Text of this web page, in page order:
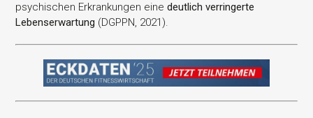
psychischen Erkrankungen einedeutlich verringerte
Lebenserwartung (DGPPN, 2021).